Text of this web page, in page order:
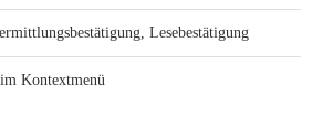
Lesebestätigung
Kontextmenü